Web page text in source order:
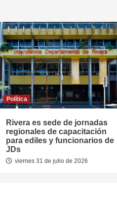
Política
Rivera es sede de jornadas
regionales de capacitación
para ediles y funcionarios de
JDs
viernes 31 de julio de 2026